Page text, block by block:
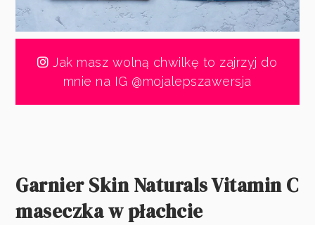
Jak masz wolną chwilkę to zajrzyj do
mnie na IG @mojalepszawersja
Garnier Skin Naturals Vitamin C
maseczka w płachcie